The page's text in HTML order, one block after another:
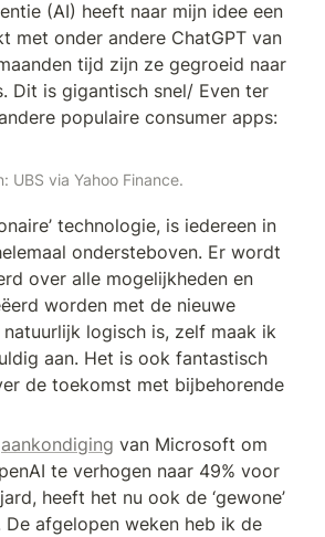
(AI) heeft naar mijn idee een
met onder andere ChatGPT van
tijd zijn ze gegroeid naar
Dit is gigantisch snel/ Even ter
populaire consumer apps:
UBS via Yahoo Finance.
technologie, is iedereen in
ondersteboven. Er wordt
over alle mogelijkheden en
worden met de nieuwe
logisch is, zelf maak ik
aan. Het is ook fantastisch
de toekomst met bijbehorende
aankondiging van Microsoft om
te verhogen naar 49% voor
heeft het nu ook de ‘gewone’
afgelopen weken heb ik de